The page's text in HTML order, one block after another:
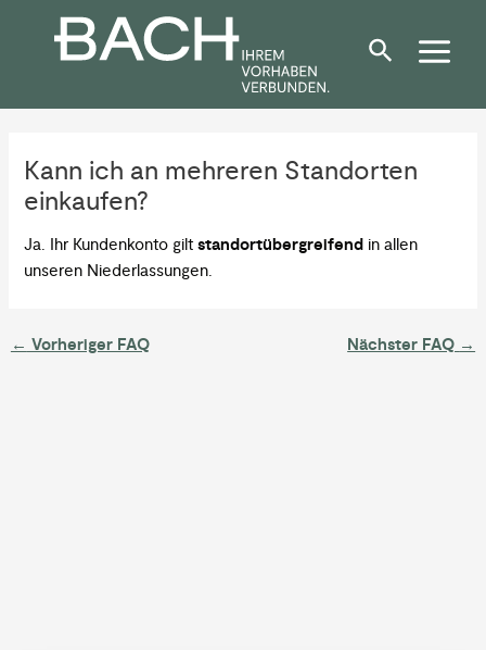
springen
Kann ich an mehreren Standorten
einkaufen?
Ja. Ihr Kundenkonto giltstandortübergreifend in allen
unseren Niederlassungen.
navigation
← Vorheriger FAQ Nächster FAQ →